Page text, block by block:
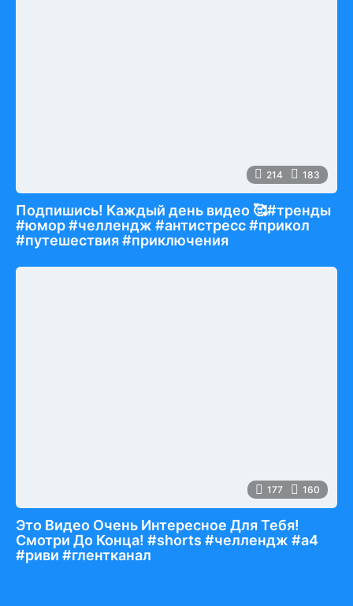
214 183
Подпишись! Каждый день видео 🥰#тренды
#юмор #челлендж #антистресс #прикол
#путешествия #приключения
177 160
Это Видео Очень Интересное Для Тебя!
Смотри До Конца! #shorts #челлендж #а4
#риви #глентканал